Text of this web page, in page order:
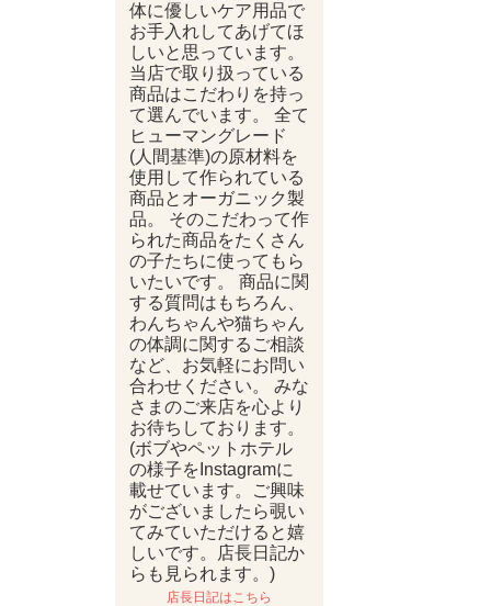
体に優しいケア用品で
お手入れしてあげてほ
しいと思っています。
当店で取り扱っている
商品はこだわりを持っ
て選んでいます。 全て
ヒューマングレード
(人間基準)の原材料を
使用して作られている
商品とオーガニック製
品。 そのこだわって作
られた商品をたくさん
の子たちに使ってもら
いたいです。 商品に関
する質問はもちろん、
わんちゃんや猫ちゃん
の体調に関するご相談
など、お気軽にお問い
合わせください。 みな
さまのご来店を心より
お待ちしております。
(ボブやペットホテル
の様子をInstagramに
載せています。ご興味
がございましたら覗い
てみていただけると嬉
しいです。店長日記か
らも見られます。)
店長日記はこちら